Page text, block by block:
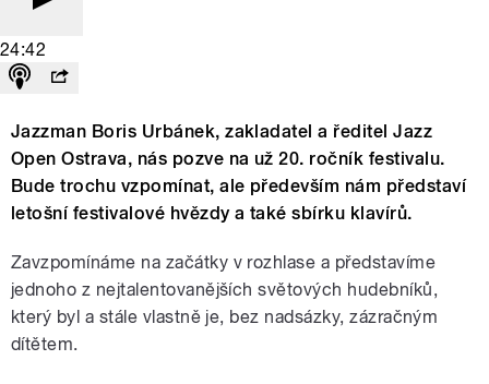
24:42
Jazzman Boris Urbánek, zakladatel a ředitel Jazz
Open Ostrava, nás pozve na už 20. ročník festivalu.
Bude trochu vzpomínat, ale především nám představí
letošní festivalové hvězdy a také sbírku klavírů.
Zavzpomínáme na začátky v rozhlase a představíme
jednoho z nejtalentovanějších světových hudebníků,
který byl a stále vlastně je, bez nadsázky, zázračným
dítětem.